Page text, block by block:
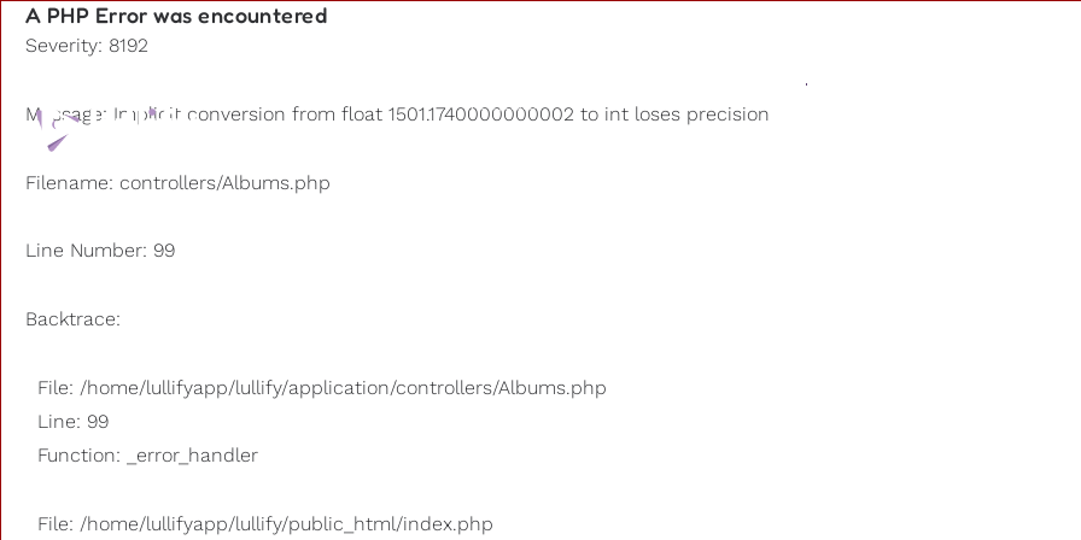
A PHP Error was encountered
Severity: 8192
Message: Implicit conversion from float 1501.1740000000002 to int loses precision
Filename: controllers/Albums.php
Line Number: 99
Backtrace:
File: /home/lullifyapp/lullify/application/controllers/Albums.php
Line: 99
Function: _error_handler
File: /home/lullifyapp/lullify/public_html/index.php
Playlists